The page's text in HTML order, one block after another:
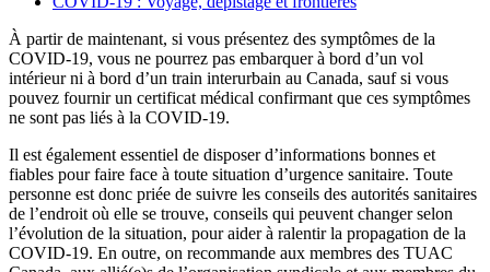
À partir de maintenant, si vous présentez des symptômes de la
COVID-19, vous ne pourrez pas embarquer à bord d’un vol
intérieur ni à bord d’un train interurbain au Canada, sauf si vous
pouvez fournir un certificat médical confirmant que ces symptômes
ne sont pas liés à la COVID‑19.
Il est également essentiel de disposer d’informations bonnes et
fiables pour faire face à toute situation d’urgence sanitaire. Toute
personne est donc priée de suivre les conseils des autorités sanitaires
de l’endroit où elle se trouve, conseils qui peuvent changer selon
l’évolution de la situation, pour aider à ralentir la propagation de la
COVID-19. En outre, on recommande aux membres des TUAC